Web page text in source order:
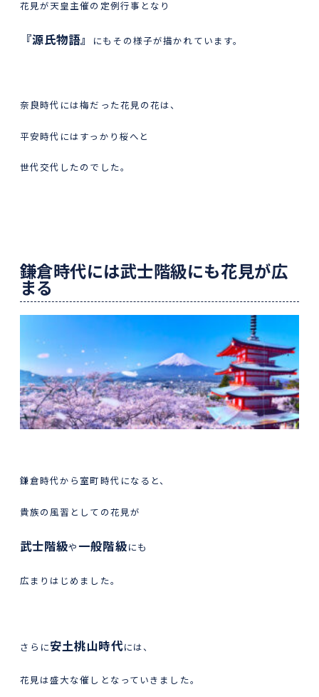
花見が天皇主催の定例行事となり
『源氏物語』 にもその様子が描かれています。
奈良時代には梅だった花見の花は、
平安時代にはすっかり桜へと
世代交代したのでした。
鎌倉時代には武士階級にも花見が広
まる
鎌倉時代から室町時代になると、
貴族の風習としての花見が
武士階級や 一般階級にも
広まりはじめました。
さらに安土桃山時代には、
花見は盛大な催しとなっていきました。